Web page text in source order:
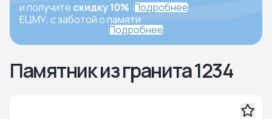
и получите скидку 10% Подробнее
ЕЦМУ, с заботой о памяти
Подробнее
Памятник из гранита 1234